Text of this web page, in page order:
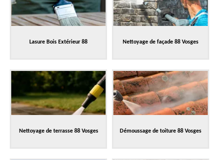
Lasure Bois Extérieur 88 Nettoyage de façade 88 Vosges
Nettoyage de terrasse 88 Vosges Démoussage de toiture 88 Vosges